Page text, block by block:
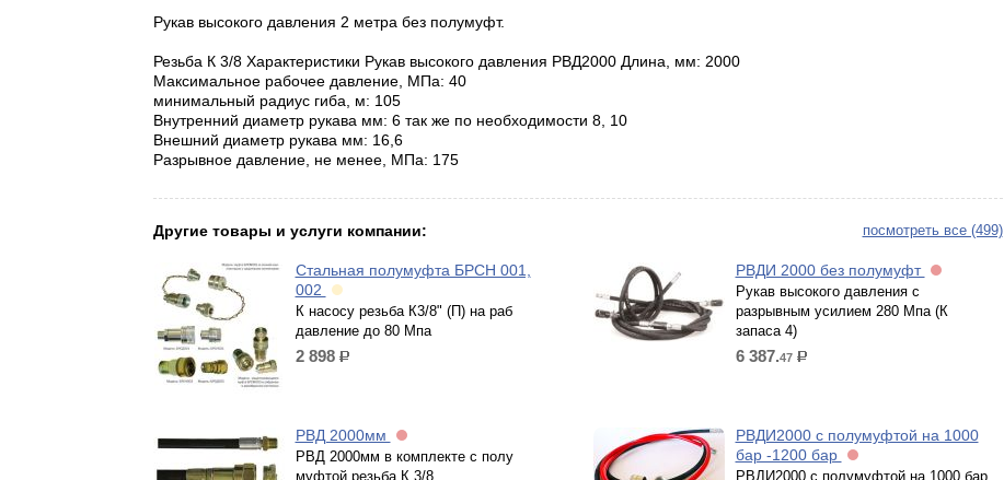
Рукав высокого давления 2 метра без полумуфт.
Резьба К 3/8 Характеристики Рукав высокого давления РВД2000 Длина, мм: 2000
Максимальное рабочее давление, МПа: 40
минимальный радиус гиба, м: 105
Внутренний диаметр рукава мм: 6 так же по необходимости 8, 10
Внешний диаметр рукава мм: 16,6
Разрывное давление, не менее, МПа: 175
посмотреть все (499)
Другие товары и услуги компании:
Стальная полумуфта БРСН 001,
002
К насосу резьба К3/8" (П) на раб
давление до 80 Мпа
2 898 р.
РВДИ 2000 без полумуфт
Рукав высокого давления с
разрывным усилием 280 Мпа (К
запаса 4)
6 387.47 р.
РВД 2000мм
РВД 2000мм в комплекте с полу
муфтой резьба К 3/8
РВДИ2000 с полумуфтой на 1000
бар -1200 бар
РВДИ2000 с полумуфтой на 1000 бар